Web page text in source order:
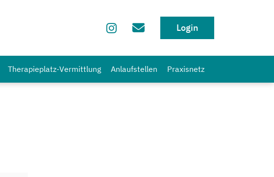
Login
Therapieplatz-Vermittlung Anlaufstellen Praxisnetz